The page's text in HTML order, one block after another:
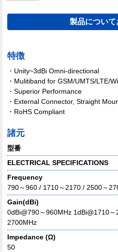
製品について
特徴
・Unity~3dBi Omni-directional
・Mulitiband for GSM/UMTS/LTE/
・Superior Performance
・External Connector, Straight
・RoHS Compliant
諸元
型番
ELECTRICAL SPECIFICATIONS
Frequency
790～960 / 1710～2170 / 2500～
Gain(dBi)
0dBi@790～960MHz 1dBi@1710
2700MHz
Impedance (Ω)
50